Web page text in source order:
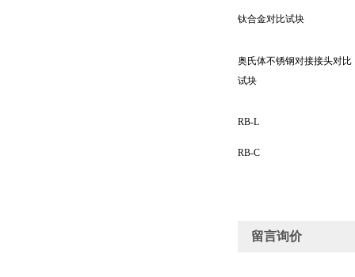
钛合金对比试块
奥氏体不锈钢对接接头对比
试块
RB-L
RB-C
留言询价